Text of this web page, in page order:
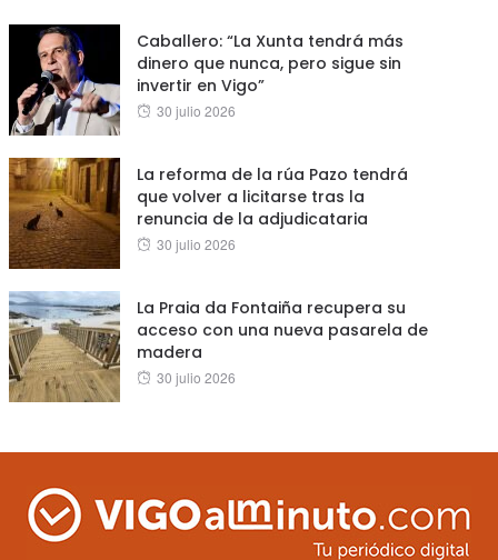
Caballero: “La Xunta tendrá más
dinero que nunca, pero sigue sin
invertir en Vigo”
Posted
30 julio 2026
La reforma de la rúa Pazo tendrá
que volver a licitarse tras la
renuncia de la adjudicataria
Posted
30 julio 2026
La Praia da Fontaiña recupera su
acceso con una nueva pasarela de
madera
Posted
30 julio 2026